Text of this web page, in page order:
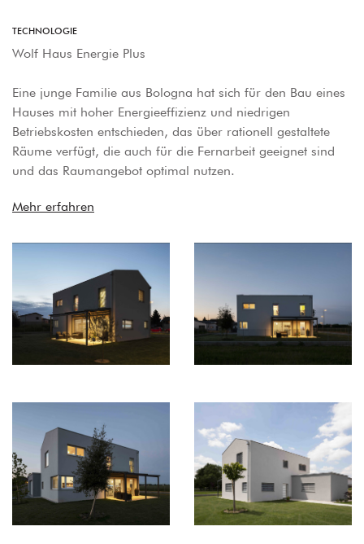
TECHNOLOGIE
Wolf Haus Energie Plus
Eine junge Familie aus Bologna hat sich für den Bau eines
Hauses mit hoher Energieeffizienz und niedrigen
Betriebskosten entschieden, das über rationell gestaltete
Räume verfügt, die auch für die Fernarbeit geeignet sind
und das Raumangebot optimal nutzen.
Mehr erfahren